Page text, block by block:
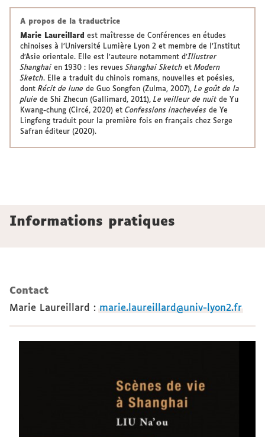
A propos de la traductrice
Marie Laureillard est maîtresse de Conférences en études
chinoises à l’Université Lumière Lyon 2 et membre de l’Institut
d’Asie orientale. Elle est l’auteure notamment d’Illustrer
Shanghai en 1930 : les revuesShanghai Sketch etModern
Sketch. Elle a traduit du chinois romans, nouvelles et poésies,
dont Récit de lune de Guo Songfen (Zulma, 2007), Le goût de la
pluie de Shi Zhecun (Gallimard, 2011), Le veilleur de nuit de Yu
Kwang-chung (Circé, 2020) et Confessions inachevées de Ye
Lingfeng traduit pour la première fois en français chez Serge
Safran éditeur (2020).
Informations pratiques
Contact
Marie Laureillard : marie.laureillard@univ-lyon2.fr